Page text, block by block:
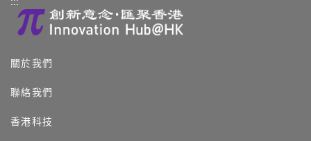
關於我們
聯絡我們
香港科技